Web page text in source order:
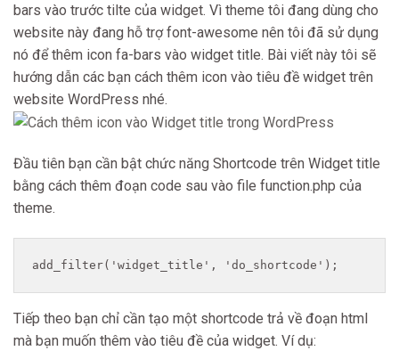
bars vào trước tilte của widget. Vì theme tôi đang dùng cho
website này đang hỗ trợ font-awesome nên tôi đã sử dụng
nó để thêm icon fa-bars vào widget title. Bài viết này tôi sẽ
hướng dẫn các bạn cách thêm icon vào tiêu đề widget trên
website WordPress nhé.
Đầu tiên bạn cần bật chức năng Shortcode trên Widget title
bằng cách thêm đoạn code sau vào file function.php của
theme.
add_filter('widget_title', 'do_shortcode');
Tiếp theo bạn chỉ cần tạo một shortcode trả về đoạn html
mà bạn muốn thêm vào tiêu đề của widget. Ví dụ: